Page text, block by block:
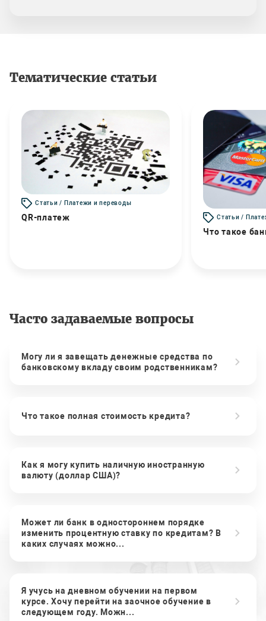
Тематические статьи
Статьи / Платежи и переводы
QR-платеж Статьи /
Что такое
Часто задаваемые вопросы
Могу ли я завещать денежные средства по
банковскому вкладу своим родственникам?
Что такое полная стоимость кредита?
Как я могу купить наличную иностранную
валюту (доллар США)?
Может ли банк в одностороннем порядке
изменить процентную ставку по кредитам? В
каких случаях можно...
Я учусь на дневном обучении на первом
курсе. Хочу перейти на заочное обучение в
следующем году. Можн...